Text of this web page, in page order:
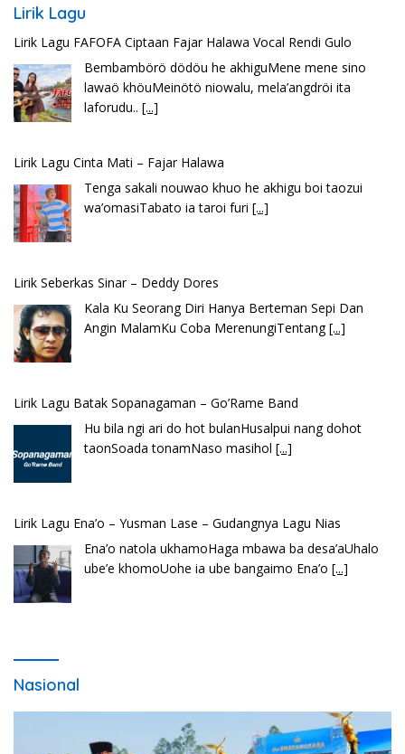
Lirik Lagu
Lirik Lagu Cinta Mati – Fajar Halawa
Tenga sakali nouwao khuo he akhigu boi taozui
wa’omasiTabato ia taroi furi[...]
Lirik Seberkas Sinar – Deddy Dores
Kala Ku Seorang Diri Hanya Berteman Sepi Dan
Angin MalamKu Coba MerenungiTentang
Lirik Lagu Batak Sopanagaman – Go’Rame Band
Hu bila ngi ari do hot bulanHusalpui nang dohot
taonSoada tonamNaso masihol[...]
Lirik Lagu Ena’o – Yusman Lase – Gudangnya Lagu Nias
Ena’o natola ukhamoHaga mbawa ba desa’aUhalo
ube’e khomoUohe ia ube bangaimo Ena’o
Nasional